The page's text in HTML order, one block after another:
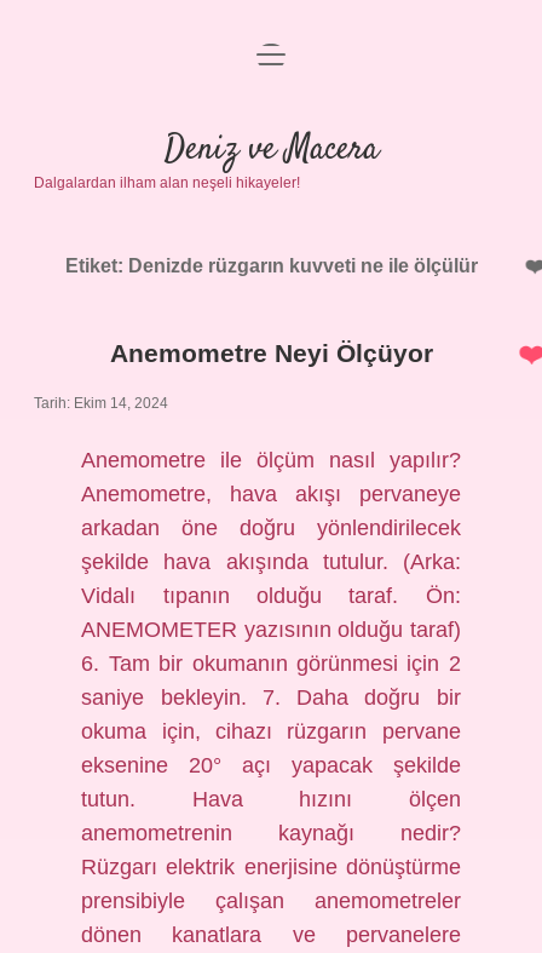
Anasayfa
Gizlilik Politikası
Yasal Uyarı
menüyü
Deniz ve Macera
Dalgalardan ilham alan neşeli hikayeler!
Etiket: Denizde rüzgarın kuvveti ne ile ölçülür
Anemometre Neyi Ölçüyor
Tarih: Ekim 14, 2024
Anemometre ile ölçüm nasıl yapılır?
Anemometre, hava akışı pervaneye
arkadan öne doğru yönlendirilecek
şekilde hava akışında tutulur. (Arka:
Vidalı tıpanın olduğu taraf. Ön:
ANEMOMETER yazısının olduğu taraf)
6. Tam bir okumanın görünmesi için 2
saniye bekleyin. 7. Daha doğru bir
okuma için, cihazı rüzgarın pervane
eksenine 20° açı yapacak şekilde
tutun. Hava hızını ölçen
anemometrenin kaynağı nedir?
Rüzgarı elektrik enerjisine dönüştürme
prensibiyle çalışan anemometreler
dönen kanatlara ve pervanelere